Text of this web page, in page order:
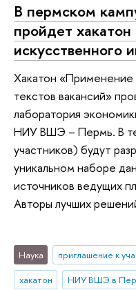
В пермском
пройдет
искусственного
Хакатон «Применение
текстов вакансий»
лаборатория
НИУ ВШЭ – Пермь. В
участников) будут
уникальном наборе
источников ведущих
Авторы лучших
Наука приглашение к
хакатон
НИУ ВШЭ в